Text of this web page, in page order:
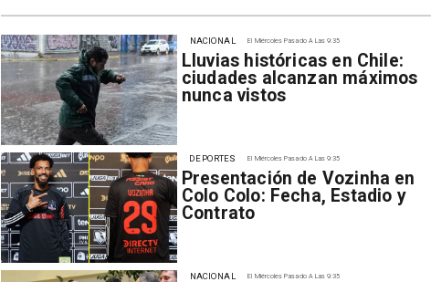
El Miércoles Pasado A Las 9:35
Lluvias históricas en Chile:
ciudades alcanzan máximos
nunca vistos
NACIONAL
El Miércoles Pasado A Las 9:35
Presentación de Vozinha en
Colo Colo: Fecha, Estadio y
Contrato
DEPORTES
El Miércoles Pasado A Las 9:35
NACIONAL